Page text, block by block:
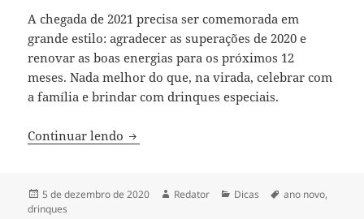
A chegada de 2021 precisa ser comemorada em
grande estilo: agradecer as superações de 2020 e
renovar as boas energias para os próximos 12
meses. Nada melhor do que, na virada, celebrar com
a família e brindar com drinques especiais.
Continuar lendo Ano novo em casa: 4 receitas de
Publicado
em
5 de dezembro de 2020 Autor
Redator Categorias
Dicas Tags
ano novo,
drinques